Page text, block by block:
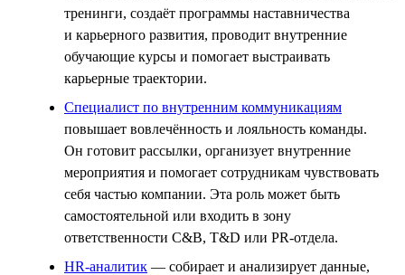
тренинги, создаёт программы наставничества
и карьерного развития, проводит внутренние
обучающие курсы и помогает выстраивать
карьерные траектории.
Специалист по внутренним коммуникациям
повышает вовлечённость и лояльность команды.
Он готовит рассылки, организует внутренние
мероприятия и помогает сотрудникам чувствовать
себя частью компании. Эта роль может быть
самостоятельной или входить в зону
ответственности C&B, T&D или PR-отдела.
HR-аналитик — собирает и анализирует данные,